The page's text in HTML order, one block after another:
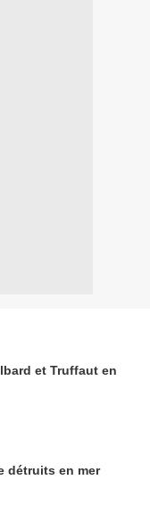
et Truffaut en
détruits en mer